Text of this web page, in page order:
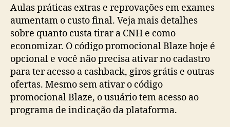
Aulas práticas extras e reprovações em exames
aumentam o custo final. Veja mais detalhes
sobre quanto custa tirar a CNH e como
economizar. O código promocional Blaze hoje é
opcional e você não precisa ativar no cadastro
para ter acesso a cashback, giros grátis e outras
ofertas. Mesmo sem ativar o código
promocional Blaze, o usuário tem acesso ao
programa de indicação da plataforma.